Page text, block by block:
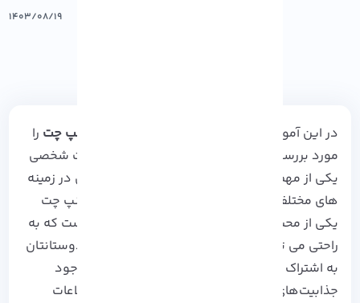
۱۴۰۳/۰۸/۱۹
در این آموزش مراحل ساخت پسورد قوی برای اسنپ چت را
مورد بررسی قرار خواهیم داد. حفظ امنیت اطلاعات شخصی
یکی از مهم‌ترین فاکتورهایی است که باید کاربران در زمینه
های مختلف همه جوانب آنها را در نظر بگیرند.
اسنپ چت
یکی از محبوب‌ترین برنامه‌های شبکات اجتماعی است که به
راحتی می توانید عکس‌ها و ویدئوهای خود را با دوستانتان
به اشتراک بگذارید. اما توجه داشته باشید که با وجود
جذابیت‌های این برنامه، امنیت حساب کاربری و اطلاعات